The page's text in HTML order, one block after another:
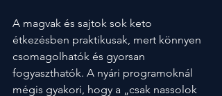
A magvak és sajtok sok keto
étkezésben praktikusak, mert könnyen
csomagolhatók és gyorsan
fogyaszthatók. A nyári programoknál
mégis gyakori, hogy a „csak nassolok